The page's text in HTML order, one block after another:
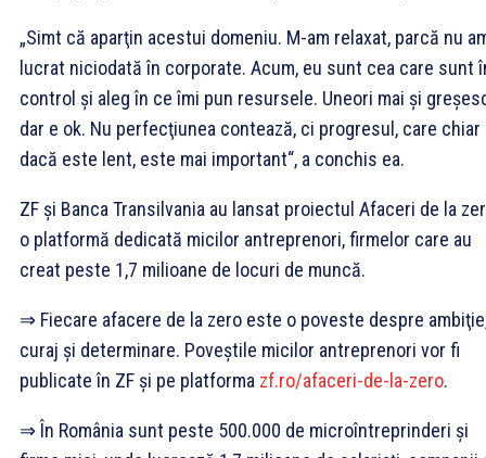
„Simt că aparţin acestui domeniu. M-am relaxat, parcă nu
lucrat niciodată în corporate. Acum, eu sunt cea care sunt
control şi aleg în ce îmi pun resursele. Uneori mai şi
dar e ok. Nu perfecţiunea contează, ci progresul, care chiar
dacă este lent, este mai important“, a conchis ea.
ZF şi Banca Transilvania au lansat proiectul Afaceri de la
o platformă dedicată micilor antreprenori, firmelor care au
creat peste 1,7 milioane de locuri de muncă.
⇒ Fiecare afacere de la zero este o poveste despre
curaj şi determinare. Poveştile micilor antreprenori vor fi
publicate în ZF şi pe platforma zf.ro/afaceri-de-la-zero.
⇒ În România sunt peste 500.000 de microîntreprinderi şi